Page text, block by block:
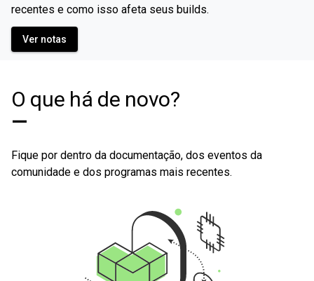
recentes e como isso afeta seus builds.
Ver notas
O que há de novo?
—
Fique por dentro da documentação, dos eventos da
comunidade e dos programas mais recentes.